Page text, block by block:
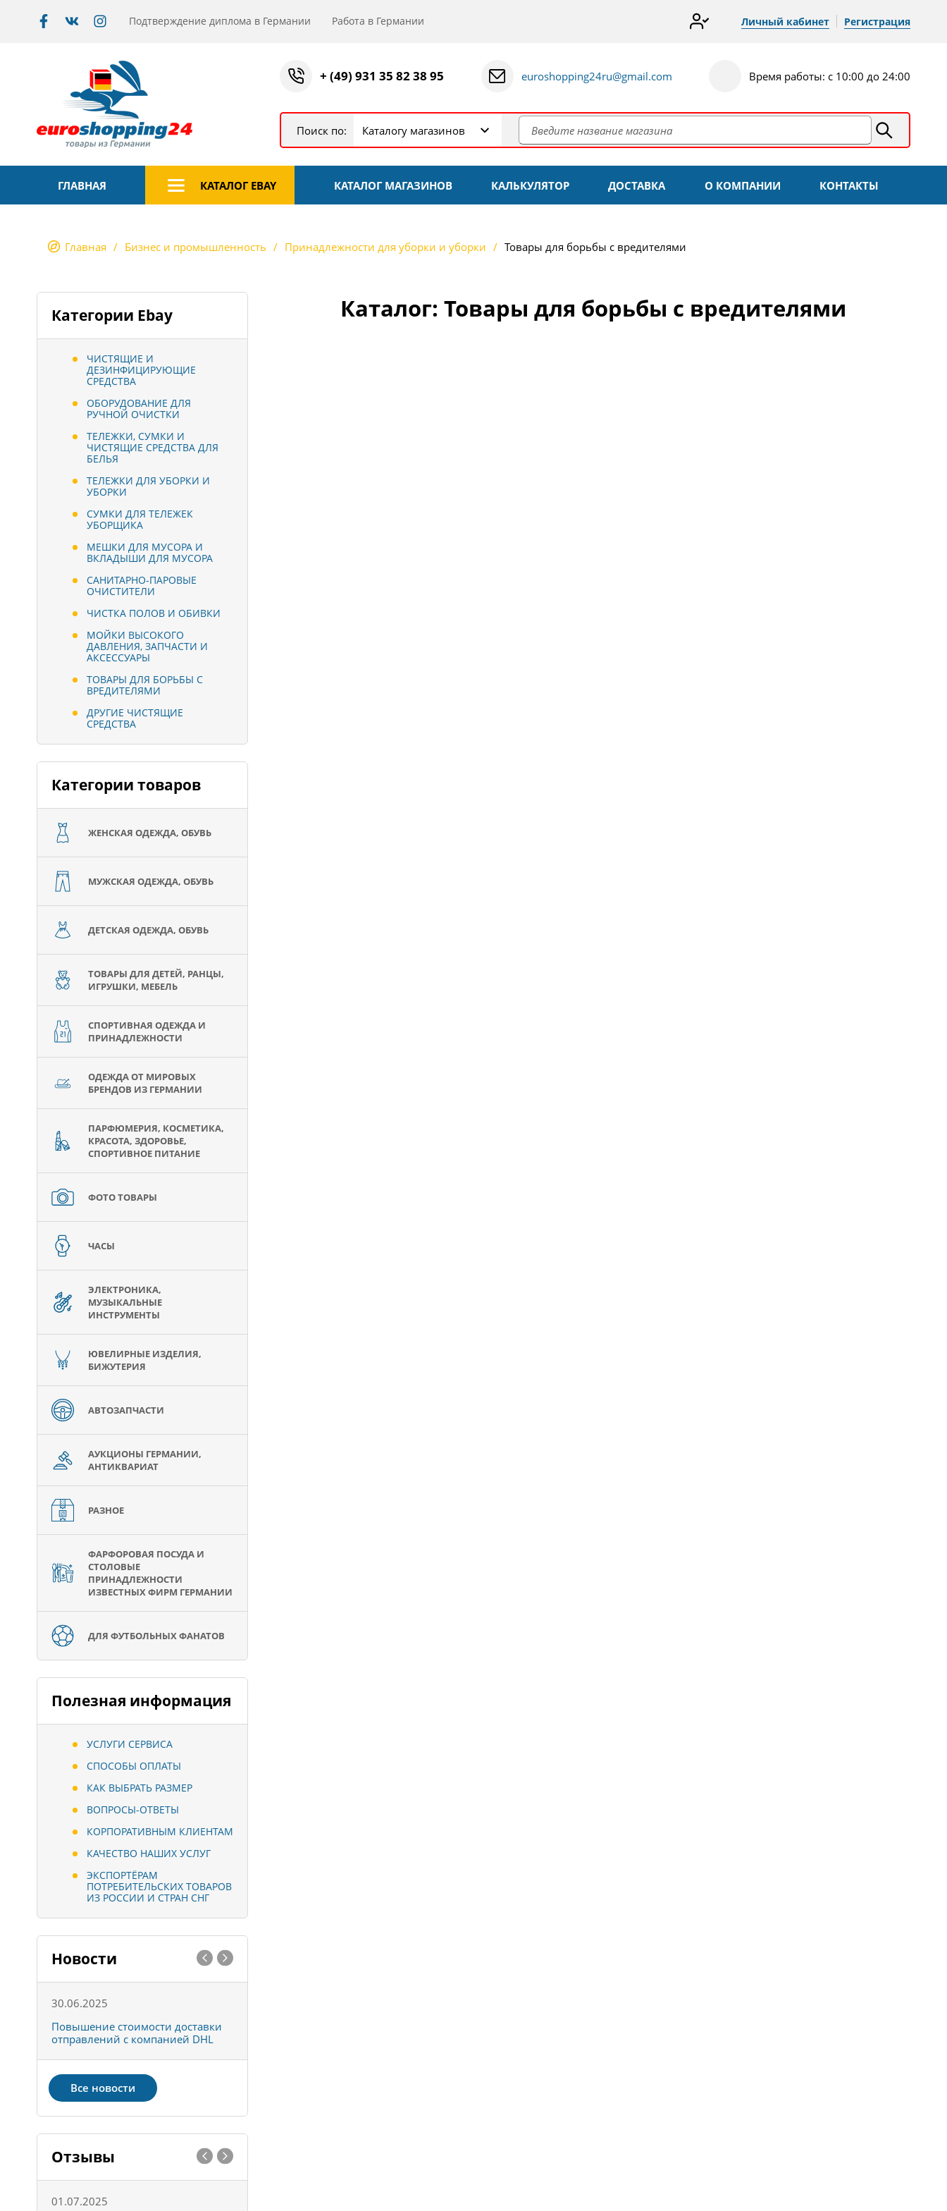
Подтверждение диплома в Германии Работа в Германии Личный кабинет Регистрация
+ (49) 931 35 82 38 95 euroshopping24ru@gmail.com Время работы: с 10:00 до 24:00
Поиск по: Каталогу магазинов
ГЛАВНАЯ КАТАЛОГ EBAY КАТАЛОГ МАГАЗИНОВ КАЛЬКУЛЯТОР ДОСТАВКА О КОМПАНИИ КОНТАКТЫ
Главная Бизнес и промышленность Принадлежности для уборки и уборки Товары для борьбы с вредителями
Категории Ebay
ЧИСТЯЩИЕ И
ДЕЗИНФИЦИРУЮЩИЕ
СРЕДСТВА
ОБОРУДОВАНИЕ ДЛЯ
РУЧНОЙ ОЧИСТКИ
ТЕЛЕЖКИ, СУМКИ И
ЧИСТЯЩИЕ СРЕДСТВА ДЛЯ
БЕЛЬЯ
ТЕЛЕЖКИ ДЛЯ УБОРКИ И
УБОРКИ
СУМКИ ДЛЯ ТЕЛЕЖЕК
УБОРЩИКА
МЕШКИ ДЛЯ МУСОРА И
ВКЛАДЫШИ ДЛЯ МУСОРА
САНИТАРНО-ПАРОВЫЕ
ОЧИСТИТЕЛИ
ЧИСТКА ПОЛОВ И ОБИВКИ
МОЙКИ ВЫСОКОГО
ДАВЛЕНИЯ, ЗАПЧАСТИ И
АКСЕССУАРЫ
ТОВАРЫ ДЛЯ БОРЬБЫ С
ВРЕДИТЕЛЯМИ
ДРУГИЕ ЧИСТЯЩИЕ
СРЕДСТВА
Категории товаров
ЖЕНСКАЯ ОДЕЖДА, ОБУВЬ
МУЖСКАЯ ОДЕЖДА, ОБУВЬ
ДЕТСКАЯ ОДЕЖДА, ОБУВЬ
ТОВАРЫ ДЛЯ ДЕТЕЙ, РАНЦЫ,
ИГРУШКИ, МЕБЕЛЬ
СПОРТИВНАЯ ОДЕЖДА И
ПРИНАДЛЕЖНОСТИ
ОДЕЖДА ОТ МИРОВЫХ
БРЕНДОВ ИЗ ГЕРМАНИИ
ПАРФЮМЕРИЯ, КОСМЕТИКА,
КРАСОТА, ЗДОРОВЬЕ,
СПОРТИВНОЕ ПИТАНИЕ
ФОТО ТОВАРЫ
ЧАСЫ
ЭЛЕКТРОНИКА,
МУЗЫКАЛЬНЫЕ
ИНСТРУМЕНТЫ
ЮВЕЛИРНЫЕ ИЗДЕЛИЯ,
БИЖУТЕРИЯ
АВТОЗАПЧАСТИ
АУКЦИОНЫ ГЕРМАНИИ,
АНТИКВАРИАТ
РАЗНОЕ
ФАРФОРОВАЯ ПОСУДА И
СТОЛОВЫЕ
ПРИНАДЛЕЖНОСТИ
ИЗВЕСТНЫХ ФИРМ ГЕРМАНИИ
ДЛЯ ФУТБОЛЬНЫХ ФАНАТОВ
Полезная информация
УСЛУГИ СЕРВИСА
СПОСОБЫ ОПЛАТЫ
КАК ВЫБРАТЬ РАЗМЕР
ВОПРОСЫ-ОТВЕТЫ
КОРПОРАТИВНЫМ КЛИЕНТАМ
КАЧЕСТВО НАШИХ УСЛУГ
ЭКСПОРТЁРАМ
ПОТРЕБИТЕЛЬСКИХ ТОВАРОВ
ИЗ РОССИИ И СТРАН СНГ
Новости
30.06.2025
Повышение стоимости доставки
отправлений с компанией DHL
Все новости
Отзывы
01.07.2025
Каталог: Товары для борьбы с вредителями